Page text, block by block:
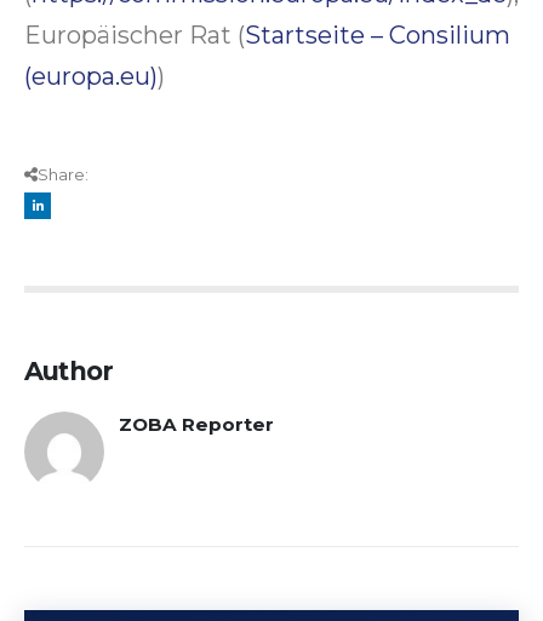
Europäischer Rat (Startseite – Consilium
(europa.eu))
Share:
Author
ZOBA Reporter